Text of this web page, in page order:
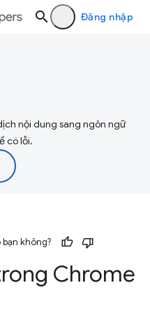
Đăng nhập
nội dung sang ngôn ngữ
có lỗi.
không?
Chrome